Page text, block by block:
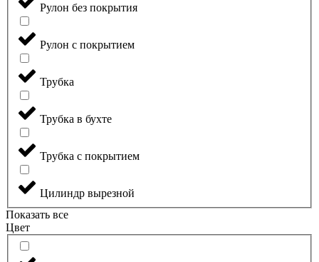
Рулон без покрытия
Рулон с покрытием
Трубка
Трубка в бухте
Трубка с покрытием
Цилиндр вырезной
Показать все
Цвет